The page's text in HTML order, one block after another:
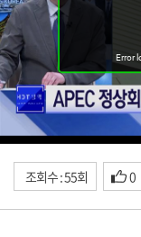
조회수 : 55회 0